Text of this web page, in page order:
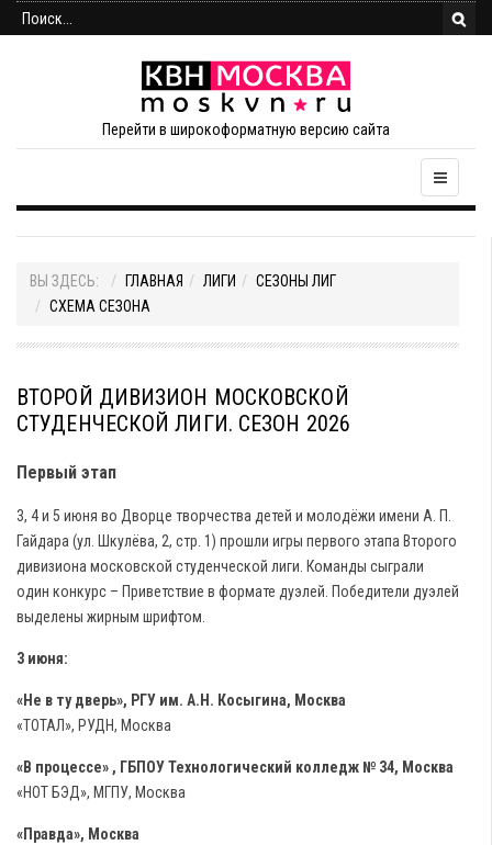
Перейти в широкоформатную версию сайта
ВЫ ЗДЕСЬ: ГЛАВНАЯ ЛИГИ
СЕЗОНЫ ЛИГ
СХЕМА СЕЗОНА
ВТОРОЙ ДИВИЗИОН МОСКОВСКОЙ
СТУДЕНЧЕСКОЙ ЛИГИ. СЕЗОН 2026
Первый этап
3, 4 и 5 июня во Дворце творчества детей и молодёжи имени А. П.
Гайдара (ул. Шкулёва, 2, стр. 1) прошли игры первого этапа Второго
дивизиона московской студенческой лиги. Команды сыграли
один конкурс – Приветствие в формате дуэлей. Победители дуэлей
выделены жирным шрифтом.
3 июня:
«Не в ту дверь», РГУ им. А.Н. Косыгина, Москва
«ТОТАЛ», РУДН, Москва
«В процессе» , ГБПОУ Технологический колледж № 34, Москва
«НОТ БЭД», МГПУ, Москва
«Правда», Москва